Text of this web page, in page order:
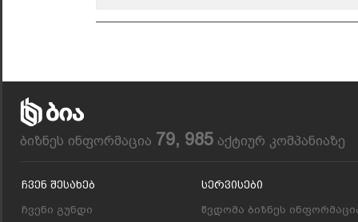
ბიზნეს ინფორმაცია 79, 985 აქტიურ კომპანიაზე
Ჩვენ Შესახებ
ჩვენი გუნდი
Სერვისები
წვდომა ბიზნეს